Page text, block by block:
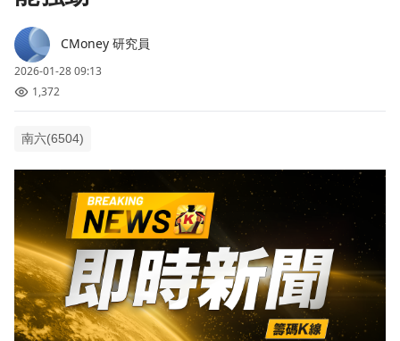
CMoney 研究員
2026-01-28 09:13
1,372
南六(6504)